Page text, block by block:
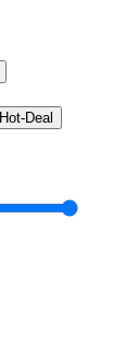
Hot-Deal